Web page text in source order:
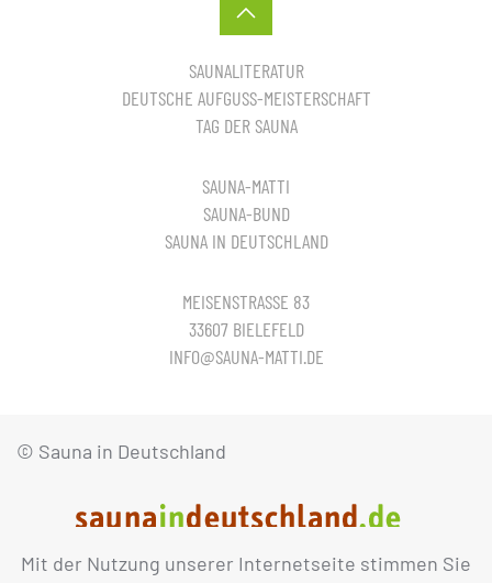
Mit der Nutzung unserer Internetseite stimmen Sie
SAUNALITERATUR
DEUTSCHE AUFGUSS-MEISTERSCHAFT
TAG DER SAUNA
SAUNA-MATTI
SAUNA-BUND
SAUNA IN DEUTSCHLAND
MEISENSTRASSE 83
33607 BIELEFELD
INFO@SAUNA-MATTI.DE
© Sauna in Deutschland